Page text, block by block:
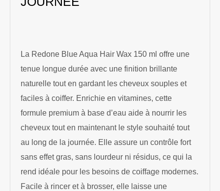
La Redone Blue Aqua Hair Wax 150 ml offre une
tenue longue durée avec une finition brillante
naturelle tout en gardant les cheveux souples et
faciles à coiffer. Enrichie en vitamines, cette
formule premium à base d’eau aide à nourrir les
cheveux tout en maintenant le style souhaité tout
au long de la journée. Elle assure un contrôle fort
sans effet gras, sans lourdeur ni résidus, ce qui la
rend idéale pour les besoins de coiffage modernes.
Facile à rincer et à brosser, elle laisse une